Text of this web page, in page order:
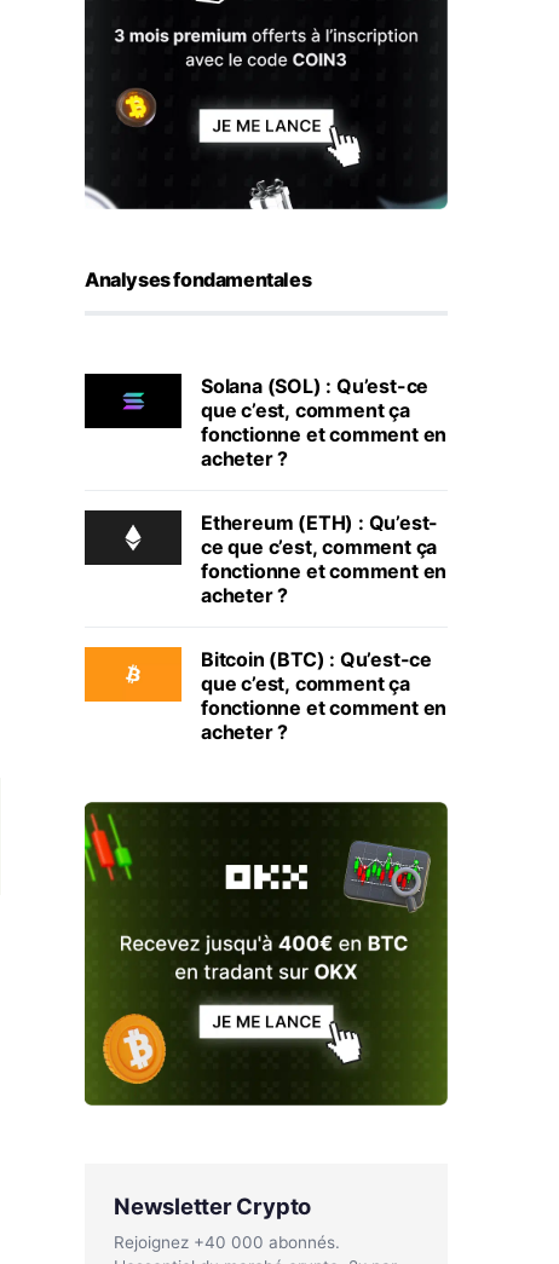
Analyses fondamentales
Solana (SOL) : Qu’est-ce
que c’est, comment ça
fonctionne et comment en
acheter ?
Ethereum (ETH) : Qu’est-
ce que c’est, comment ça
fonctionne et comment en
acheter ?
Bitcoin (BTC) : Qu’est-ce
que c’est, comment ça
fonctionne et comment en
acheter ?
Newsletter Crypto
Rejoignez +40 000 abonnés.